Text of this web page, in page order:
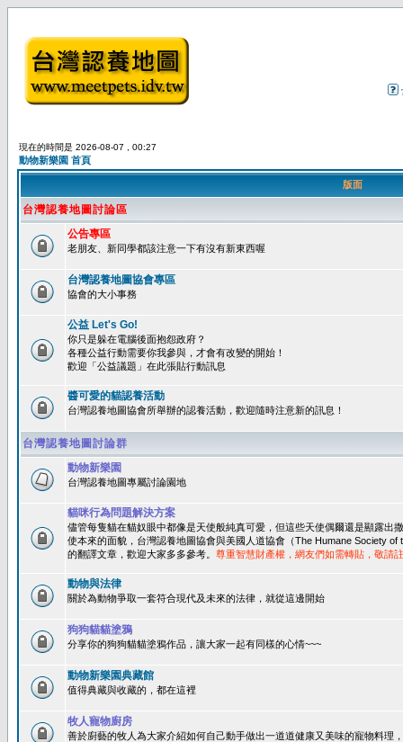
現在的時間是 2026-08-07 , 00:27
動物新樂園 首頁
版面
台灣認養地圖討論區
公告專區
老朋友、新同學都該注意一下有沒有新東西喔
台灣認養地圖協會專區
協會的大小事務
公益 Let's Go!
你只是躲在電腦後面抱怨政府？
各種公益行動需要你我參與，才會有改變的開始！
歡迎「公益議題」在此張貼行動訊息
醬可愛的貓認養活動
台灣認養地圖協會所舉辦的認養活動，歡迎隨時注意新的訊息！
台灣認養地圖討論群
動物新樂園
台灣認養地圖專屬討論園地
貓咪行為問題解決方案
儘管每隻貓在貓奴眼中都像是天使般純真可愛，但這些天使偶爾還是顯露出
使本來的面貌，台灣認養地圖協會與美國人道協會（The Humane Society
的翻譯文章，歡迎大家多多參考。 尊重智慧財產權，網友們如需轉貼，敬請
動物與法律
關於為動物爭取一套符合現代及未來的法律，就從這邊開始
狗狗貓貓塗鴉
分享你的狗狗貓貓塗鴉作品，讓大家一起有同樣的心情~~~
動物新樂園典藏館
值得典藏與收藏的，都在這裡
牧人寵物廚房
善於廚藝的牧人為大家介紹如何自己動手做出一道道健康又美味的寵物料理